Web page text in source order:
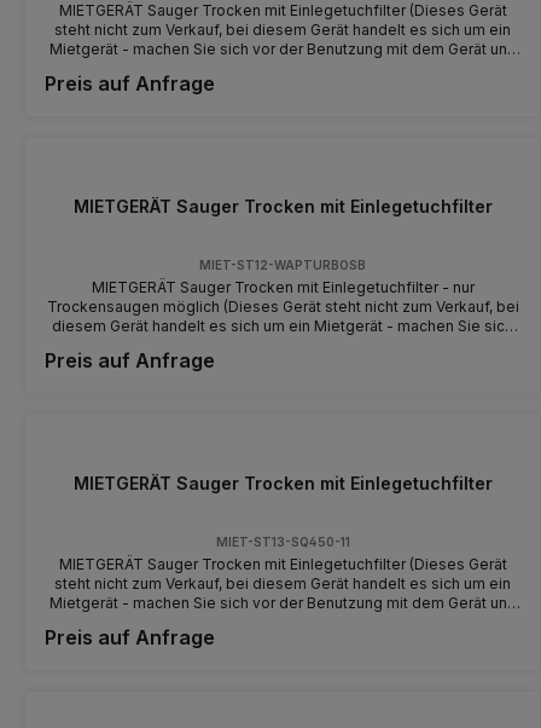
MIETGERÄT Sauger Trocken mit Einlegetuchfilter (Dieses Gerät
steht nicht zum Verkauf, bei diesem Gerät handelt es sich um ein
Mietgerät - machen Sie sich vor der Benutzung mit dem Gerät und
(mbar/kPa) 230/23 Leistung Pmax (W) 1500 Leistung Piec (W)
Preis auf Anfrage
MIETGERÄT Sauger Trocken mit Einlegetuchfilter
MIET-ST12-WAPTURBOSB
MIETGERÄT Sauger Trocken mit Einlegetuchfilter - nur
Trockensaugen möglich (Dieses Gerät steht nicht zum Verkauf, bei
diesem Gerät handelt es sich um ein Mietgerät - machen Sie sich
Preis auf Anfrage
MIETGERÄT Sauger Trocken mit Einlegetuchfilter
MIET-ST13-SQ450-11
MIETGERÄT Sauger Trocken mit Einlegetuchfilter (Dieses Gerät
steht nicht zum Verkauf, bei diesem Gerät handelt es sich um ein
Mietgerät - machen Sie sich vor der Benutzung mit dem Gerät und
Preis auf Anfrage